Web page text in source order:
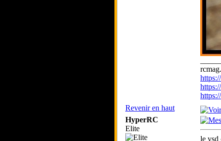
Revenir en haut
HyperRC
Elite
le vsd